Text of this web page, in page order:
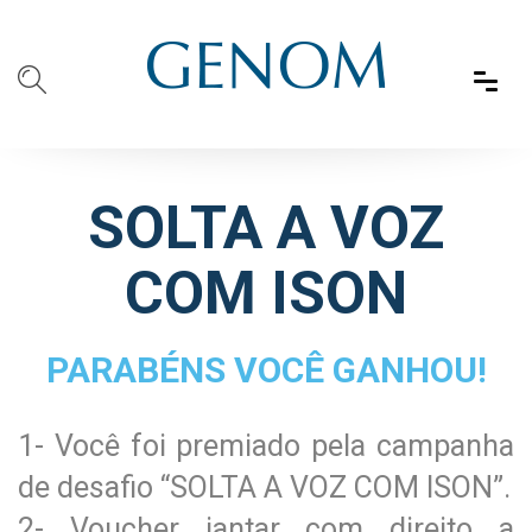
SOLTA A VOZ
COM ISON
PARABÉNS VOCÊ GANHOU!
1- Você foi premiado pela campanha
de desafio “SOLTA A VOZ COM ISON”.